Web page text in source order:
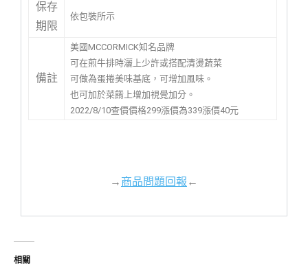
保存
期限
依包裝所示
備註
美國MCCORMICK知名品牌
可在煎牛排時灑上少許或搭配清燙蔬菜
可做為蛋捲美味基底，可增加風味。
也可加於菜餚上增加視覺加分。
2022/8/10查價價格299漲價為339漲價40元
→商品問題回報←
相關